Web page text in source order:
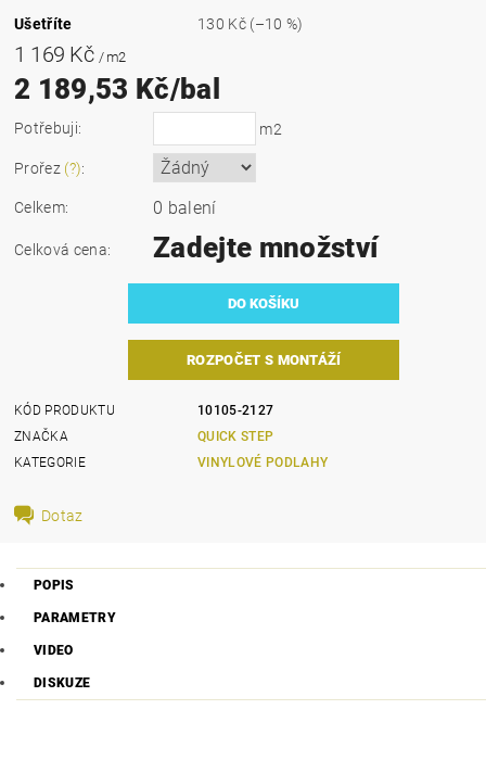
Ušetříte
130 Kč (–10 %)
1 169 Kč / m2
2 189,53 Kč/bal
Potřebuji: m2
Prořez (?):
Celkem: 0 balení
Celková cena: Zadejte množství
ROZPOČET S MONTÁŽÍ
KÓD PRODUKTU
10105-2127
ZNAČKA
QUICK STEP
KATEGORIE
VINYLOVÉ PODLAHY
Dotaz
POPIS
PARAMETRY
VIDEO
DISKUZE